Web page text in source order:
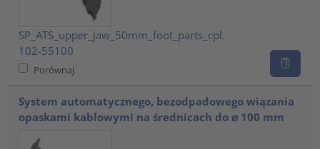
SP_ATS_upper_jaw_50mm_foot_parts_cpl.
102-55100
Porównaj
System automatycznego, bezodpadowego wiązania
opaskami kablowymi na średnicach do ⌀ 100 mm